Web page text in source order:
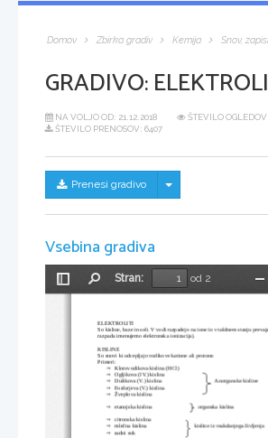
Domov Zbirka gradiv Kemija Snov,
GRADIVO:
NA VOLJO OD: 21.12.2018
ŠTEVILO
ŠTEVILO PRENOSOV: 6407
Prenesi gradivo Skrij/prikaži meni
Vsebina gradiva
Preklopi
Stran:
od 2
ELEKTROLITI
So kisline, baze in soli. V vodi razpadejo na ione in v takšnem stanju
razpada imenujemo elektronska ionizacija).
KISLINE
So snovi ki odcepljajo vodikove katione ali protone.
Primeri:

Klorovodikova kislina (HCl)

Ogljikova (IV.) kislina

Dušikova (V.) kislina                                      Anorganske kisline

Fosforjeva (V.) kislina

Žveplova kislina
 etanojska kislina                                 organska kislina

citronska kislina

mlečna kislina                                  kisline iz vsakdanjega življenja

sadni sok